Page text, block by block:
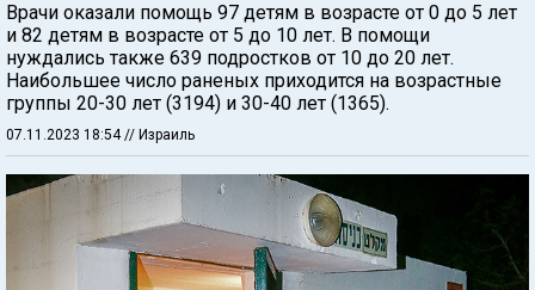
Врачи оказали помощь 97 детям в возрасте от 0 до 5 лет
и 82 детям в возрасте от 5 до 10 лет. В помощи
нуждались также 639 подростков от 10 до 20 лет.
Наибольшее число раненых приходится на возрастные
группы 20-30 лет (3194) и 30-40 лет (1365).
07.11.2023 18:54// Израиль